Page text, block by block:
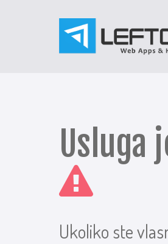
Usluga
Ukoliko ste